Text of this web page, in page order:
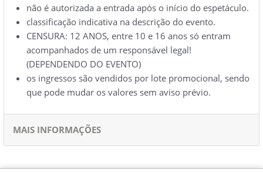
não é autorizada a entrada após o início do espetáculo.
classificação indicativa na descrição do evento.
CENSURA: 12 ANOS, entre 10 e 16 anos só entram
acompanhados de um responsável legal!
(DEPENDENDO DO EVENTO)
os ingressos são vendidos por lote promocional, sendo
que pode mudar os valores sem aviso prévio.
MAIS INFORMAÇÕES